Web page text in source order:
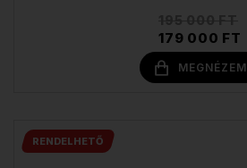
179 000 FT
MEGNÉZEM
RENDELHETŐ